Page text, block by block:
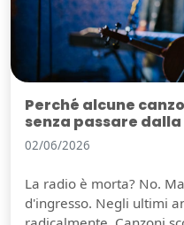
Perché alcune
senza passare
02/06/2026
La radio è morta? No.
d'ingresso. Negli ultimi